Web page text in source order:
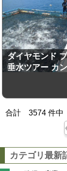
ダイヤモンド
垂水ツアー カ
合計3574 件中
カテゴリ最新